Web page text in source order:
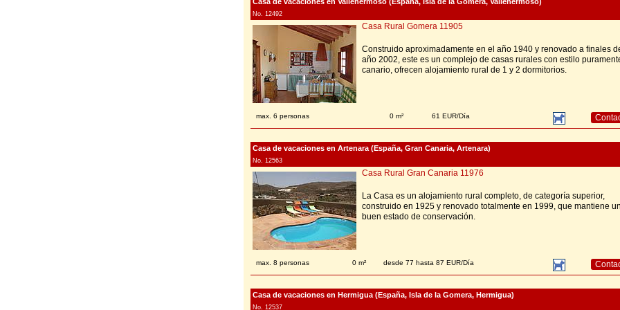
No. 12492
Casa Rural Gomera 11905
Construido aproximadamente en el año 1940 y renovado a finales
año 2002, este es un complejo de casas rurales con estilo
canario, ofrecen alojamiento rural de 1 y 2 dormitorios.
max. 6 personas 0 m² 61 EUR/Día
Casa de vacaciones en Artenara (España, Gran Canaria, Artenara)
No. 12563
Casa Rural Gran Canaria 11976
La Casa es un alojamiento rural completo, de categoría superior,
construido en 1925 y renovado totalmente en 1999, que mantiene un
buen estado de conservación.
max. 8 personas 0 m² desde 77 hasta 87 EUR/Día
Casa de vacaciones en Hermigua (España, Isla de la Gomera, Hermigua)
No. 12537